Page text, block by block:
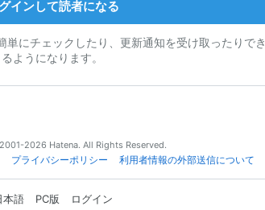
インして読者になる
単にチェックしたり、更新通知を受け取ったりでき
るようになります。
2026 Hatena. All Rights Reserved.
プライバシーポリシー 利用者情報の外部送信について
本語 PC版 ログイン